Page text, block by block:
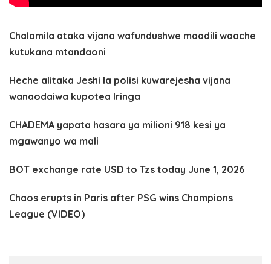
Chalamila ataka vijana wafundushwe maadili waache
kutukana mtandaoni
Heche alitaka Jeshi la polisi kuwarejesha vijana
wanaodaiwa kupotea Iringa
CHADEMA yapata hasara ya milioni 918 kesi ya
mgawanyo wa mali
BOT exchange rate USD to Tzs today June 1, 2026
Chaos erupts in Paris after PSG wins Champions
League (VIDEO)